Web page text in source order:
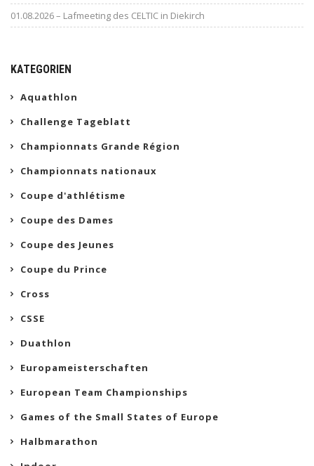
01.08.2026 – Lafmeeting des CELTIC in Diekirch
KATEGORIEN
Aquathlon
Challenge Tageblatt
Championnats Grande Région
Championnats nationaux
Coupe d'athlétisme
Coupe des Dames
Coupe des Jeunes
Coupe du Prince
Cross
CSSE
Duathlon
Europameisterschaften
European Team Championships
Games of the Small States of Europe
Halbmarathon